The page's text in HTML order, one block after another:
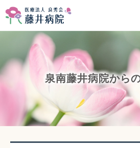
泉南藤井病院から